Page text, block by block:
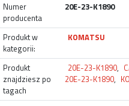
Numer
producenta
20E-23-K1890
Produkt w
kategorii:
KOMATSU
Produkt
znajdziesz po
tagach
20E-23-K1890,
20E-23-K1890,